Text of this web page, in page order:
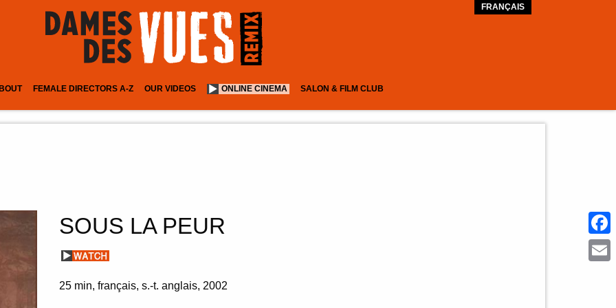
FRANÇAIS
FEMALE DIRECTORS A-Z OUR VIDEOS ONLINE CINEMA SALON & FILM CLUB
SOUS LA PEUR
25 min français, s.-t. anglais 2002